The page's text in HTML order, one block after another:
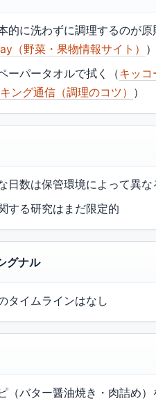
的に洗わずに調理するのが原
（野菜・果物情報サイト）
ーパータオルで拭く（キッコ
ング通信（調理のコツ） ）
日数は保管環境によって異な
する研究はまだ限定的
グナル
タイムラインはなし
（バター醤油焼き・肉詰め）